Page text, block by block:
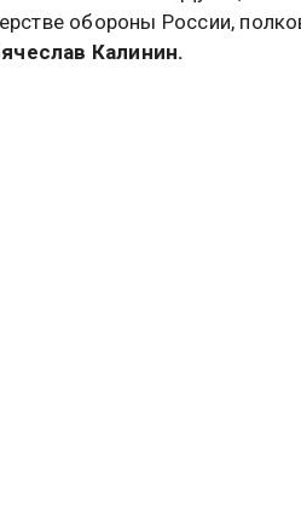
обороны России,
Калинин.